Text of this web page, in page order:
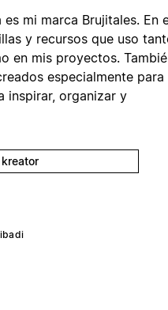
es mi marca Brujitales. En
y recursos que uso
en mis proyectos.
especialmente para
inspirar, organizar y